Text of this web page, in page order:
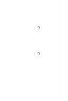
?
?